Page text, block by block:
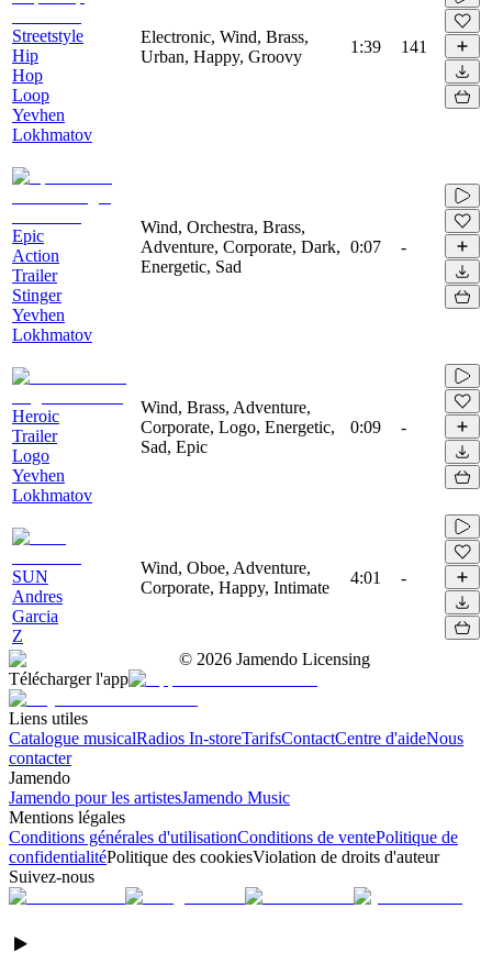
Streetstyle
Hip
Hop
Loop
Yevhen
Lokhmatov
Electronic, Wind, Brass,
Urban, Happy, Groovy
1:39 141
Epic
Action
Trailer
Stinger
Yevhen
Lokhmatov
Wind, Orchestra, Brass,
Adventure, Corporate, Dark,
Energetic, Sad
0:07 -
Heroic
Trailer
Logo
Yevhen
Lokhmatov
Wind, Brass, Adventure,
Corporate, Logo, Energetic,
Sad, Epic
0:09 -
SUN
Andres
Garcia
Z
Wind, Oboe, Adventure,
Corporate, Happy, Intimate
4:01 -
© 2026 Jamendo Licensing
Télécharger l'app
Liens utiles
Catalogue musicalRadios In-storeTarifsContactCentre d'aideNous
contacter
Jamendo
Jamendo pour les artistesJamendo Music
Mentions légales
Conditions générales d'utilisationConditions de ventePolitique de
confidentialitéPolitique des cookiesViolation de droits d'auteur
Suivez-nous